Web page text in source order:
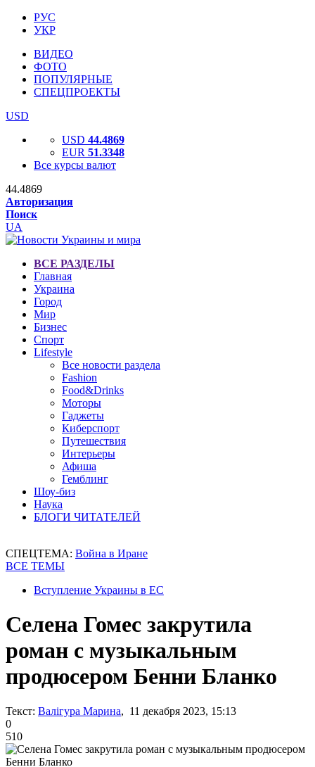
РУС
УКР
ВИДЕО
ФОТО
ПОПУЛЯРНЫЕ
СПЕЦПРОЕКТЫ
USD
USD 44.4869
EUR 51.3348
Все курсы валют
44.4869
Авторизация
Поиск
UA
ВСЕ РАЗДЕЛЫ
Главная
Украина
Город
Мир
Бизнес
Спорт
Lifestyle
Все новости раздела
Fashion
Food&Drinks
Моторы
Гаджеты
Киберспорт
Путешествия
Интерьеры
Афиша
Гемблинг
Шоу-биз
Наука
БЛОГИ ЧИТАТЕЛЕЙ
СПЕЦТЕМА: Война в Иране
ВСЕ ТЕМЫ
Вступление Украины в ЕС
Селена Гомес закрутила
роман с музыкальным
продюсером Бенни Бланко
Текст: Валігура Марина, 11 декабря 2023, 15:13
0
510